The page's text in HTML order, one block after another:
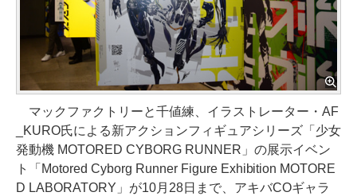
マックファクトリーと千値練、イラストレーター・AF
_KURO氏による新アクションフィギュアシリーズ「少女
発動機 MOTORED CYBORG RUNNER」の展示イベン
ト「Motored Cyborg Runner Figure Exhibition MOTORE
D LABORATORY」が10月28日まで、アキバCOギャラ